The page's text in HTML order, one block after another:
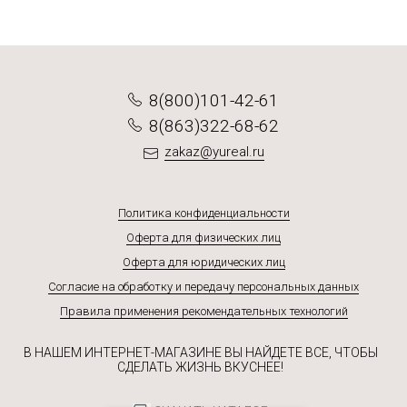
8(800)101-42-61
8(863)322-68-62
zakaz@yureal.ru
Политика конфиденциальности
Оферта для физических лиц
Оферта для юридических лиц
Согласие на обработку и передачу персональных данных
Правила применения рекомендательных технологий
В НАШЕМ ИНТЕРНЕТ-МАГАЗИНЕ ВЫ НАЙДЕТЕ ВСЕ, ЧТОБЫ
СДЕЛАТЬ ЖИЗНЬ ВКУСНЕЕ!